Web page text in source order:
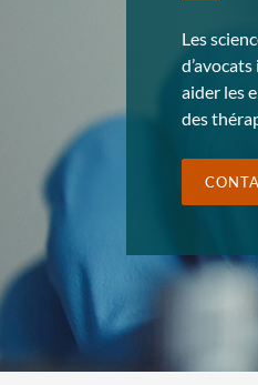
Les
aider les
des